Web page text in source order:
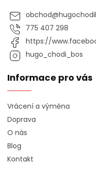
obchod@
775 407 298
https://
hugo_chodi_bos
Informace pro vás
Vrácení a výměna
Doprava
O nás
Blog
Kontakt